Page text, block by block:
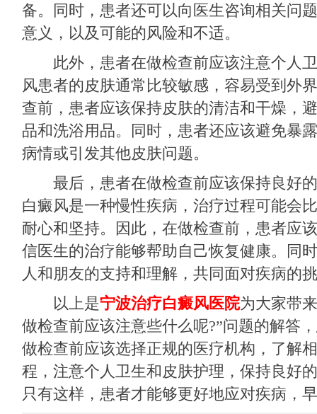
备。同时，患者还可以向医生咨询相关问
意义，以及可能的风险和不适。
此外，患者在做检查前应该注意个人卫
风患者的皮肤通常比较敏感，容易受到外
查前，患者应该保持皮肤的清洁和干燥，
品和洗浴用品。同时，患者还应该避免暴
病情或引发其他皮肤问题。
最后，患者在做检查前应该保持良好的
白癜风是一种慢性疾病，治疗过程可能会
耐心和坚持。因此，在做检查前，患者应
信医生的治疗能够帮助自己恢复健康。同
人和朋友的支持和理解，共同面对疾病的
以上是宁波治疗白癜风医院为大家带
做检查前应该注意些什么呢?”问题的解答
做检查前应该选择正规的医疗机构，了解
程，注意个人卫生和皮肤护理，保持良好
只有这样，患者才能够更好地应对疾病，